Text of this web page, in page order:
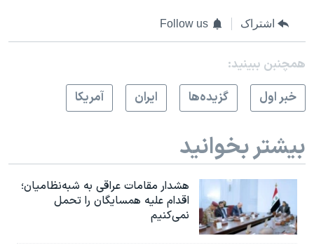
اشتراک Follow us
همچنبن ببینید:
خبر اول
گزيده‌ها ايران آمريکا
بیشتر بخوانید
هشدار مقامات عراقی به شبه‌نظامیان؛
اقدام علیه همسایگان را تحمل
نمی‌کنیم